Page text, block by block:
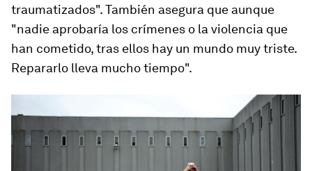
traumatizados". También asegura que aunque
"nadie aprobaría los crímenes o la violencia que
han cometido, tras ellos hay un mundo muy triste.
Repararlo lleva mucho tiempo".